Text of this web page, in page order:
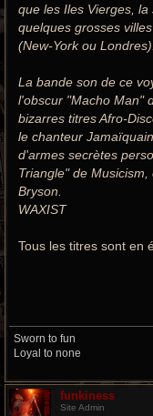
que les Iles Vierges,
quelques grosses
(New-York ou Londres).
La bande son de ce
l'obscur "Macho Man"
bizarres titres Afro-
le chanteur
d'armes secrètes
Triangle" de
Bryson.
WAXIST
Tous les titres sont en
Sworn to fun
Loyal to none
funkiness
Site Admin